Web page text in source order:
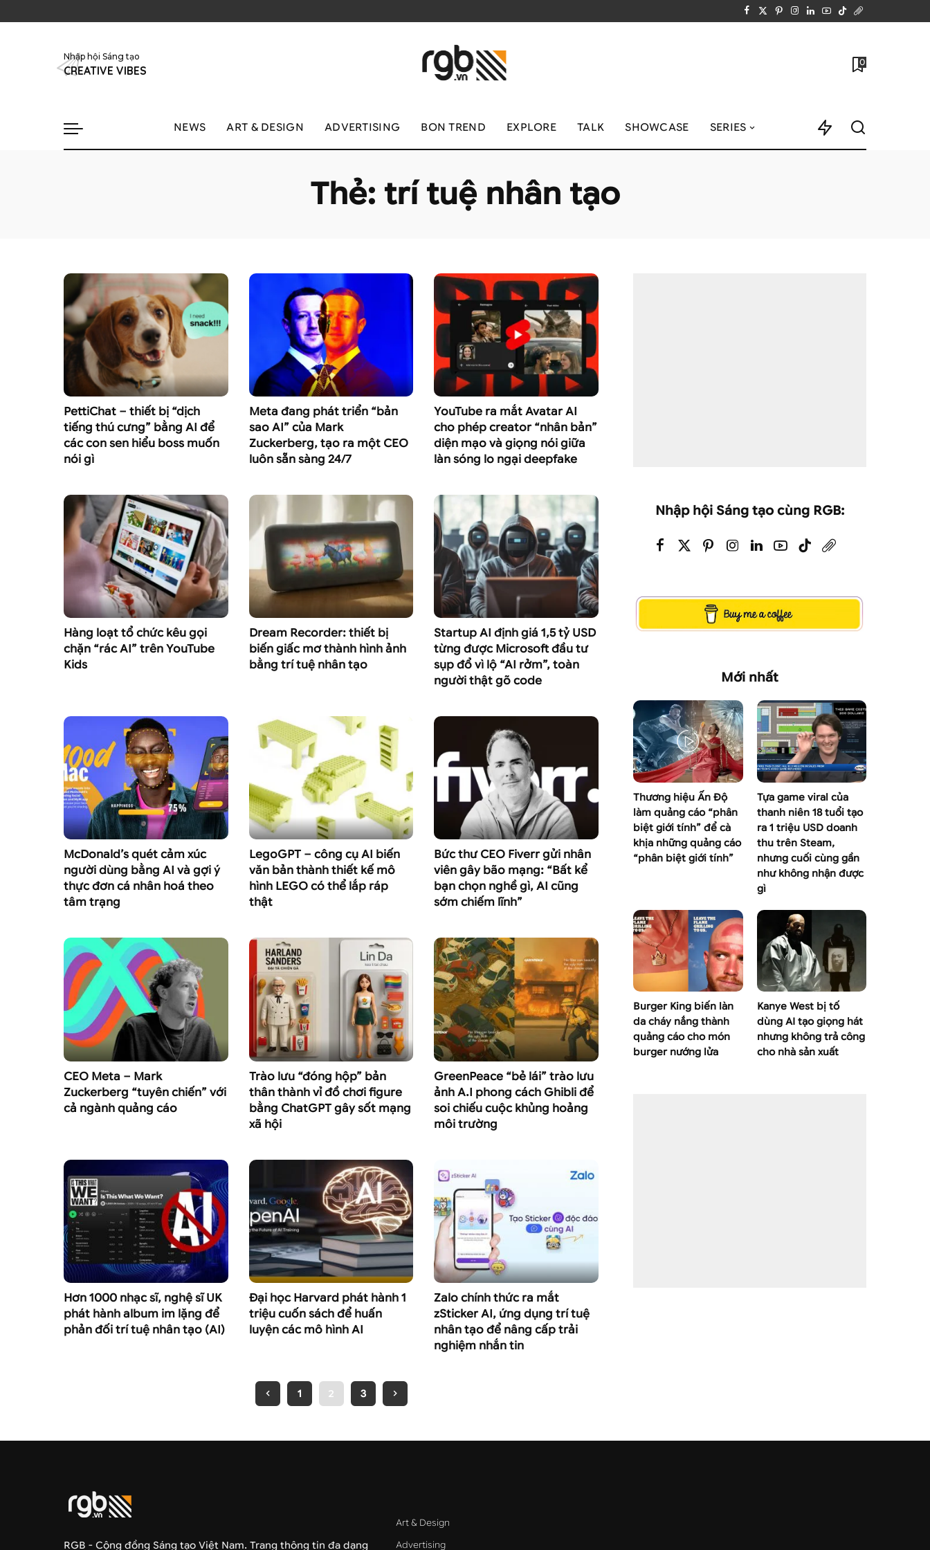
Nhập hội Sáng tạo
CREATIVE VIBES
0
NEWS ART & DESIGN ADVERTISING BON TREND EXPLORE TALK SHOWCASE SERIES
Thẻ: trí tuệ nhân tạo
PettiChat – thiết bị “dịch
tiếng thú cưng” bằng AI để
các con sen hiểu boss muốn
nói gì
Meta đang phát triển “bản
sao AI” của Mark
Zuckerberg, tạo ra một CEO
luôn sẵn sàng 24/7
YouTube ra mắt Avatar AI
cho phép creator “nhân bản”
diện mạo và giọng nói giữa
làn sóng lo ngại deepfake
Hàng loạt tổ chức kêu gọi
chặn “rác AI” trên YouTube
Kids
Dream Recorder: thiết bị
biến giấc mơ thành hình ảnh
bằng trí tuệ nhân tạo
Startup AI định giá 1,5 tỷ USD
từng được Microsoft đầu tư
sụp đổ vì lộ “AI rởm”, toàn
người thật gõ code
McDonald’s quét cảm xúc
người dùng bằng AI và gợi ý
thực đơn cá nhân hoá theo
tâm trạng
LegoGPT – công cụ AI biến
văn bản thành thiết kế mô
hình LEGO có thể lắp ráp
thật
Bức thư CEO Fiverr gửi nhân
viên gây bão mạng: “Bất kể
bạn chọn nghề gì, AI cũng
sớm chiếm lĩnh”
CEO Meta – Mark
Zuckerberg “tuyên chiến” với
cả ngành quảng cáo
Trào lưu “đóng hộp” bản
thân thành vỉ đồ chơi figure
bằng ChatGPT gây sốt mạng
xã hội
GreenPeace “bẻ lái” trào lưu
ảnh A.I phong cách Ghibli để
soi chiếu cuộc khủng hoảng
môi trường
Hơn 1000 nhạc sĩ, nghệ sĩ UK
phát hành album im lặng để
phản đối trí tuệ nhân tạo (AI)
Đại học Harvard phát hành 1
triệu cuốn sách để huấn
luyện các mô hình AI
Zalo chính thức ra mắt
zSticker AI, ứng dụng trí tuệ
nhân tạo để nâng cấp trải
nghiệm nhắn tin
1 2 3
Nhập hội Sáng tạo cùng RGB:
Mới nhất
Thương hiệu Ấn Độ
làm quảng cáo “phân
biệt giới tính” để cà
khịa những quảng cáo
“phân biệt giới tính”
Tựa game viral của
thanh niên 18 tuổi tạo
ra 1 triệu USD doanh
thu trên Steam,
nhưng cuối cùng gần
như không nhận được
gì
Burger King biến làn
da cháy nắng thành
quảng cáo cho món
burger nướng lửa
Kanye West bị tố
dùng AI tạo giọng hát
nhưng không trả công
cho nhà sản xuất
RGB - Cộng đồng Sáng tạo Việt Nam. Trang thông tin đa dạng
Art & Design
Advertising